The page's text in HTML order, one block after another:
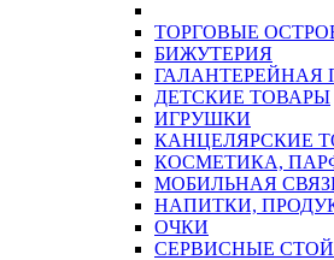
ТОРГОВЫЕ
БИЖУТЕРИЯ
ГАЛАНТЕРЕЙНАЯ
ДЕТСКИЕ ТОВАРЫ
ИГРУШКИ
КАНЦЕЛЯРСКИЕ
КОСМЕТИКА,
МОБИЛЬНАЯ
НАПИТКИ,
ОЧКИ
СЕРВИСНЫЕ